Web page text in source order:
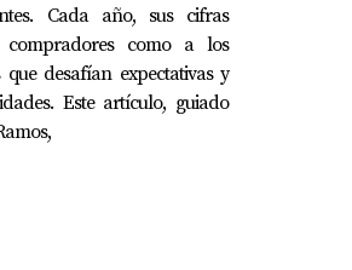
Cada año, sus cifras
como a los
desafían expectativas y
Este artículo, guiado